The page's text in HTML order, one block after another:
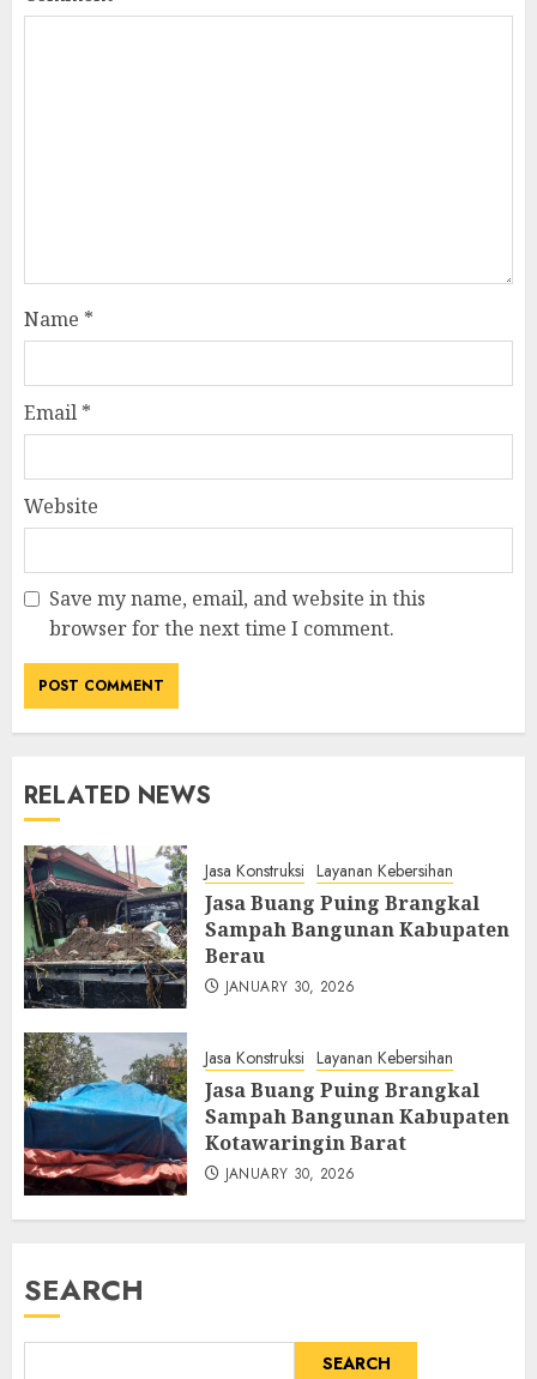
Name *
Email *
Website
Save my name, email, and website in this
browser for the next time I comment.
RELATED NEWS
Jasa Konstruksi Layanan Kebersihan
Jasa Buang Puing Brangkal
Sampah Bangunan Kabupaten
Berau
JANUARY 30, 2026
Jasa Konstruksi Layanan Kebersihan
Jasa Buang Puing Brangkal
Sampah Bangunan Kabupaten
Kotawaringin Barat
JANUARY 30, 2026
SEARCH
SEARCH